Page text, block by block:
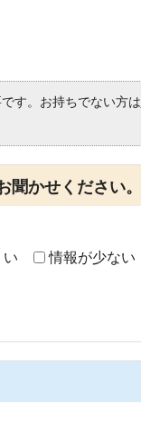
す。お持ちでない方は
かせください。
い 情報が少ない